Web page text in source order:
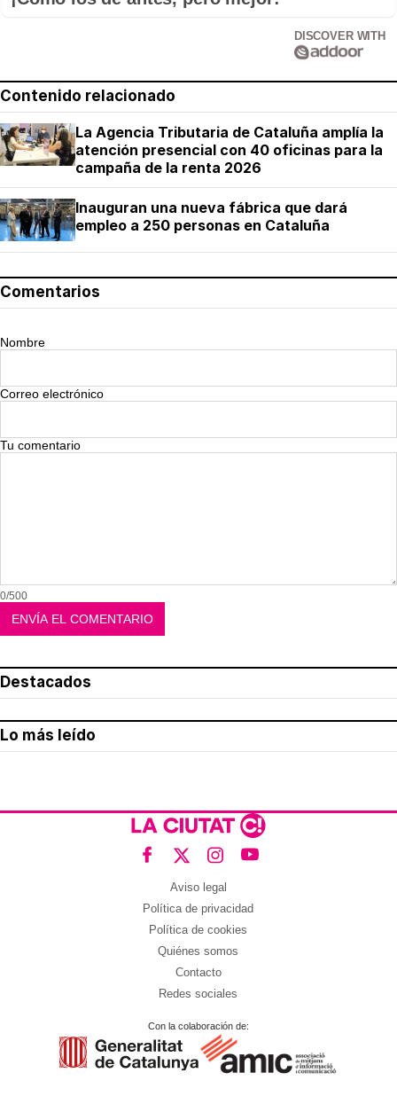
DISCOVER WITH
Contenido relacionado
La Agencia Tributaria de Cataluña amplía la
atención presencial con 40 oficinas para la
campaña de la renta 2026
Inauguran una nueva fábrica que dará
empleo a 250 personas en Cataluña
Comentarios
Nombre
Correo electrónico
Tu comentario
0/500
Destacados
Lo más leído
Aviso legal
Política de privacidad
Política de cookies
Quiénes somos
Contacto
Redes sociales
Con la colaboración de: